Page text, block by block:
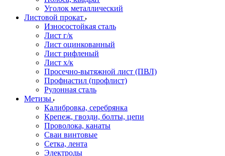
Уголок металлический
Листовой прокат
Износостойкая сталь
Лист г/к
Лист оцинкованный
Лист рифленый
Лист х/к
Просечно-вытяжной лист (ПВЛ)
Профнастил (профлист)
Рулонная сталь
Метизы
Калибровка, серебрянка
Крепеж, гвозди, болты, цепи
Проволока, канаты
Сваи винтовые
Сетка, лента
Электроды